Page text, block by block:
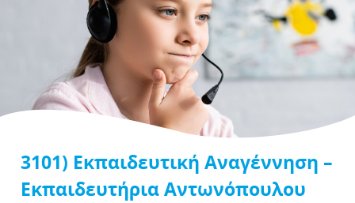
3101) Εκπαιδευτική Αναγέννηση –
Εκπαιδευτήρια Αντωνόπουλου